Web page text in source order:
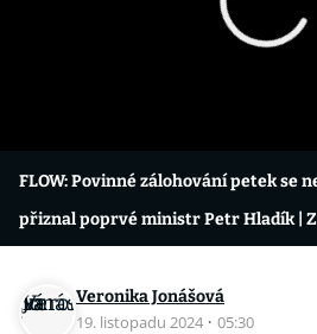
FLOW: Povinné zálohování petek se
přiznal poprvé ministr Petr Hladík |
Veronika Jonášová
19. listopadu 2024 · 05:30